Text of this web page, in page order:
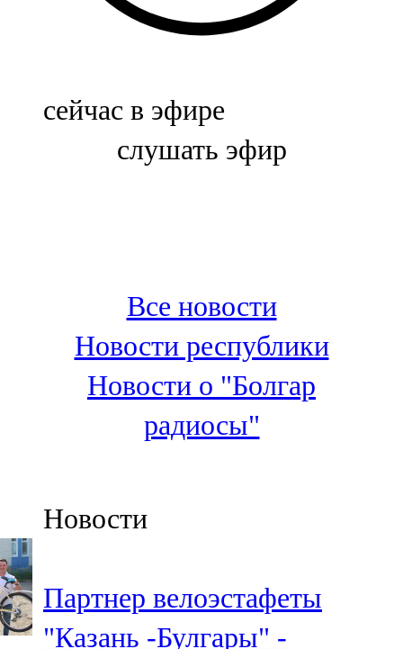
Биләр
Болгар
100,3 FM
Зәй
106,6 FM
Кадыбаш
105,2 FM
91,5 FM
106,1 FM
сейчас в эфире
слушать эфир
Все новости
Новости республики
Новости о "Болгар
радиосы"
Новости
Партнер велоэстафеты
"Казань -Булгары" -